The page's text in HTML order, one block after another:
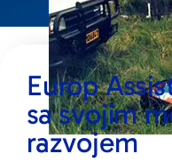
Europ
sa svojim
razvojem